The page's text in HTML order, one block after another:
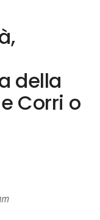
della
Corri o